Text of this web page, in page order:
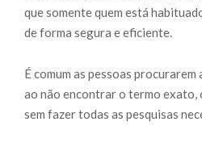
que somente quem está
de forma segura e eficiente.
É comum as pessoas
ao não encontrar o termo
sem fazer todas as pesquisas